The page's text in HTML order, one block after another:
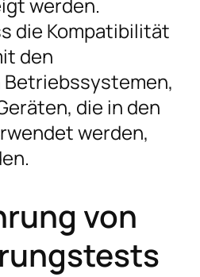
die Kompatibilität
den
die in den
werden,
von